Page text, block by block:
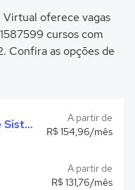
oferece vagas
cursos com
Confira as opções de
Análise e Desenvolvimento de Sistemas
A partir de
R$ 154,96/mês
A partir de
R$ 131,76/mês